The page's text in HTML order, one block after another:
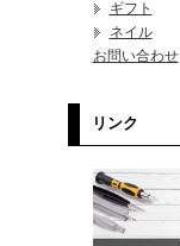
ギフト
ネイル
お問い合わせ
リンク